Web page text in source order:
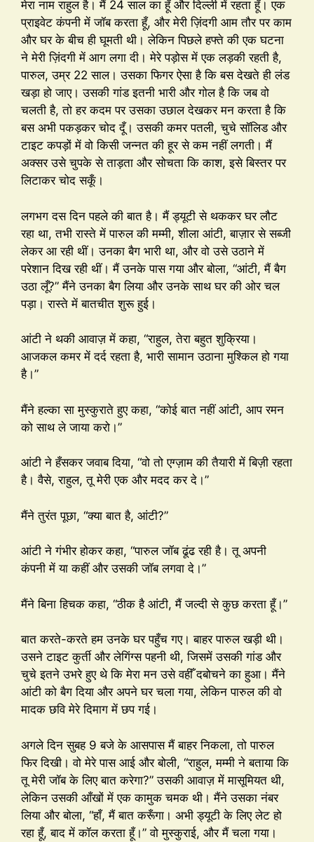
मेरा नाम राहुल है। मैं 24 साल का हूँ और दिल्ली में रहता हूँ। एक
प्राइवेट कंपनी में जॉब करता हूँ, और मेरी ज़िंदगी आम तौर पर काम
और घर के बीच ही घूमती थी। लेकिन पिछले हफ्ते की एक घटना
ने मेरी ज़िंदगी में आग लगा दी। मेरे पड़ोस में एक लड़की रहती है,
पारुल, उम्र 22 साल। उसका फिगर ऐसा है कि बस देखते ही लंड
खड़ा हो जाए। उसकी गांड इतनी भारी और गोल है कि जब वो
चलती है, तो हर कदम पर उसका उछाल देखकर मन करता है कि
बस अभी पकड़कर चोद दूँ। उसकी कमर पतली, चुचे सॉलिड और
टाइट कपड़ों में वो किसी जन्नत की हूर से कम नहीं लगती। मैं
अक्सर उसे चुपके से ताड़ता और सोचता कि काश, इसे बिस्तर पर
लिटाकर चोद सकूँ।
लगभग दस दिन पहले की बात है। मैं ड्यूटी से थककर घर लौट
रहा था, तभी रास्ते में पारुल की मम्मी, शीला आंटी, बाज़ार से सब्जी
लेकर आ रही थीं। उनका बैग भारी था, और वो उसे उठाने में
परेशान दिख रही थीं। मैं उनके पास गया और बोला, “आंटी, मैं बैग
उठा लूँ?” मैंने उनका बैग लिया और उनके साथ घर की ओर चल
पड़ा। रास्ते में बातचीत शुरू हुई।
आंटी ने थकी आवाज़ में कहा, “राहुल, तेरा बहुत शुक्रिया।
आजकल कमर में दर्द रहता है, भारी सामान उठाना मुश्किल हो गया
है।”
मैंने हल्का सा मुस्कुराते हुए कहा, “कोई बात नहीं आंटी, आप रमन
को साथ ले जाया करो।”
आंटी ने हँसकर जवाब दिया, “वो तो एग्ज़ाम की तैयारी में बिज़ी रहता
है। वैसे, राहुल, तू मेरी एक और मदद कर दे।”
मैंने तुरंत पूछा, “क्या बात है, आंटी?”
आंटी ने गंभीर होकर कहा, “पारुल जॉब ढूंढ रही है। तू अपनी
कंपनी में या कहीं और उसकी जॉब लगवा दे।”
मैंने बिना हिचक कहा, “ठीक है आंटी, मैं जल्दी से कुछ करता हूँ।”
बात करते-करते हम उनके घर पहुँच गए। बाहर पारुल खड़ी थी।
उसने टाइट कुर्ती और लेगिंग्स पहनी थी, जिसमें उसकी गांड और
चुचे इतने उभरे हुए थे कि मेरा मन उसे वहीँ दबोचने का हुआ। मैंने
आंटी को बैग दिया और अपने घर चला गया, लेकिन पारुल की वो
मादक छवि मेरे दिमाग में छप गई।
अगले दिन सुबह 9 बजे के आसपास मैं बाहर निकला, तो पारुल
फिर दिखी। वो मेरे पास आई और बोली, “राहुल, मम्मी ने बताया कि
तू मेरी जॉब के लिए बात करेगा?” उसकी आवाज़ में मासूमियत थी,
लेकिन उसकी आँखों में एक कामुक चमक थी। मैंने उसका नंबर
लिया और बोला, “हाँ, मैं बात करूँगा। अभी ड्यूटी के लिए लेट हो
रहा हूँ, बाद में कॉल करता हूँ।” वो मुस्कुराई, और मैं चला गया।